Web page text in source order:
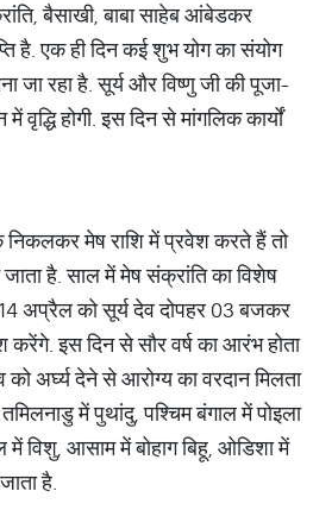
बैसाखी, बाबा साहेब आंबेडकर
है. एक ही दिन कई शुभ योग का संयोग
जा रहा है. सूर्य और विष्णु जी की पूजा-
होगी. इस दिन से मांगलिक कार्यों
निकलकर मेष राशि में प्रवेश करते हैं तो
है. साल में मेष संक्रांति का विशेष
अप्रैल को सूर्य देव दोपहर 03 बजकर
करेंगे. इस दिन से सौर वर्ष का आरंभ होता
अर्घ्य देने से आरोग्य का वरदान मिलता
में पुथांदु, पश्चिम बंगाल में पोइला
विशु, आसाम में बोहाग बिहू, ओडिशा में
है.